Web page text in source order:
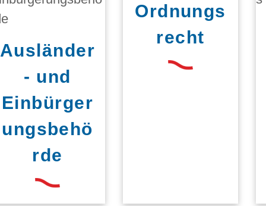
Ausländer
- und
Einbürger
ungsbehö
rde
Ordnungs
recht